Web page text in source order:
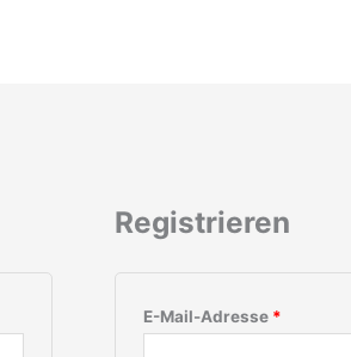
Registrieren
E-Mail-Adresse *